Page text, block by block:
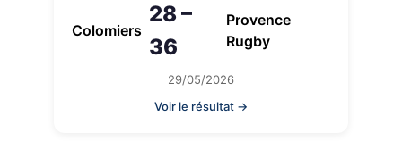
Colomiers
28 –
36
Provence
Rugby
29/05/2026
Voir le résultat →